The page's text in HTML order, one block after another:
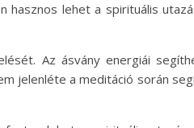
lehet a spirituális
Az ásvány energiái
jelenléte a meditáció során